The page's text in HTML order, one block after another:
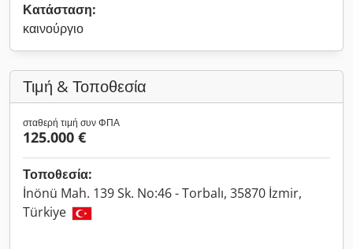
Κατάσταση:
καινούργιο
Τιμή & Τοποθεσία
σταθερή τιμή συν ΦΠΑ
125.000 €
Τοποθεσία:
İnönü Mah. 139 Sk. No:46 - Torbalı, 35870 İzmir,
Türkiye